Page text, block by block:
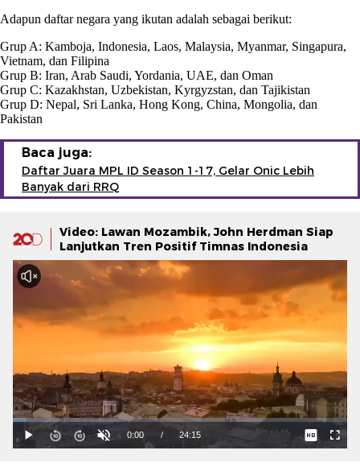
Adapun daftar negara yang ikutan adalah sebagai berikut:
Grup A: Kamboja, Indonesia, Laos, Malaysia, Myanmar, Singapura,
Vietnam, dan Filipina
Grup B: Iran, Arab Saudi, Yordania, UAE, dan Oman
Grup C: Kazakhstan, Uzbekistan, Kyrgyzstan, dan Tajikistan
Grup D: Nepal, Sri Lanka, Hong Kong, China, Mongolia, dan
Pakistan
Baca juga:
Daftar Juara MPL ID Season 1-17, Gelar Onic Lebih
Banyak dari RRQ
Video: Lawan Mozambik, John Herdman Siap
Lanjutkan Tren Positif Timnas Indonesia